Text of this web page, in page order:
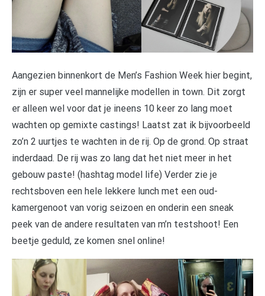
Aangezien binnenkort de Men’s Fashion Week hier begint,
zijn er super veel mannelijke modellen in town. Dit zorgt
er alleen wel voor dat je ineens 10 keer zo lang moet
wachten op gemixte castings! Laatst zat ik bijvoorbeeld
zo’n 2 uurtjes te wachten in de rij. Op de grond. Op straat
inderdaad. De rij was zo lang dat het niet meer in het
gebouw paste! (hashtag model life) Verder zie je
rechtsboven een hele lekkere lunch met een oud-
kamergenoot van vorig seizoen en onderin een sneak
peek van de andere resultaten van m’n testshoot! Een
beetje geduld, ze komen snel online!